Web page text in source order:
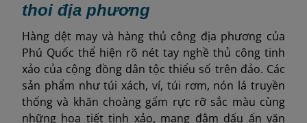
thoi địa phương
Hàng dệt may và hàng thủ công địa phương của
Phú Quốc thể hiện rõ nét tay nghề thủ công tinh
xảo của cộng đồng dân tộc thiểu số trên đảo. Các
sản phẩm như túi xách, ví, túi rơm, nón lá truyền
thống và khăn choàng gấm rực rỡ sắc màu cùng
những họa tiết tinh xảo, mang đậm dấu ấn văn